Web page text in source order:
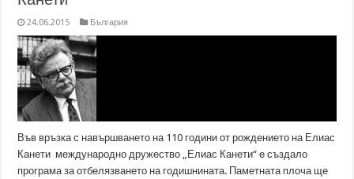
24.06.2015 България
Във връзка с навършването на 110 години от рождението на Елиас
Канети международно дружество „Елиас Канети“ е създало
програма за отбелязването на годишнината. Паметната плоча ще